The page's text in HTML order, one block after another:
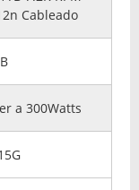
Cableado
a 300Watts